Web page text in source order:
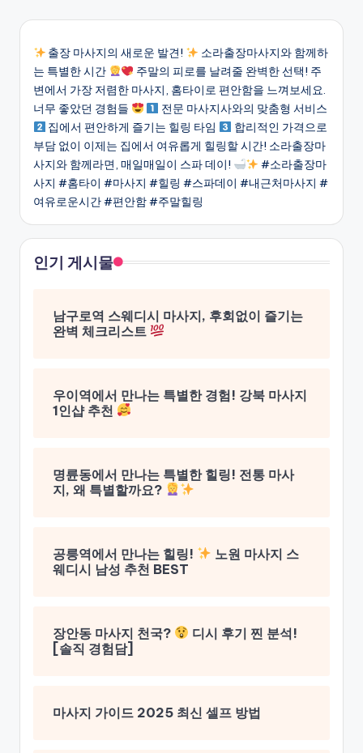
출장 마사지의 새로운 발견!
소라출장마사지와 함께하
는 특별한 시간
주말의 피로를 날려줄 완벽한 선택! 주
변에서 가장 저렴한 마사지, 홈타이로 편안함을 느껴보세요.
너무 좋았던 경험들
전문 마사지사와의 맞춤형 서비스
집에서 편안하게 즐기는 힐링 타임
합리적인 가격으로
부담 없이 이제는 집에서 여유롭게 힐링할 시간! 소라출장마
사지와 함께라면, 매일매일이 스파 데이!
#소라출장마
사지 #홈타이 #마사지 #힐링 #스파데이 #내근처마사지 #
여유로운시간 #편안함 #주말힐링
인기 게시물
남구로역 스웨디시 마사지, 후회없이 즐기는
완벽 체크리스트
우이역에서 만나는 특별한 경험! 강북 마사지
1인샵 추천
명륜동에서 만나는 특별한 힐링! 전통 마사
지, 왜 특별할까요?
공릉역에서 만나는 힐링!
노원 마사지 스
웨디시 남성 추천 BEST
장안동 마사지 천국?
디시 후기 찐 분석!
[솔직 경험담]
마사지 가이드 2025 최신 셀프 방법